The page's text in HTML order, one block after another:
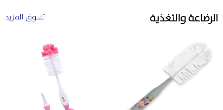
الرضاعة والتغذية تسوق المزيد